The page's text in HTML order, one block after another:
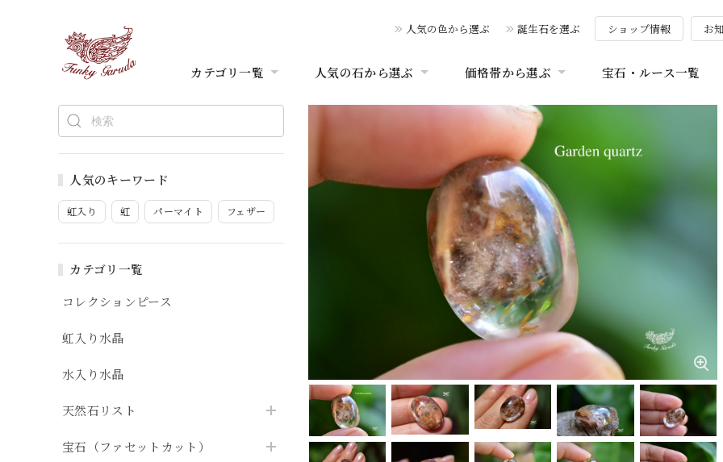
人気の色から選ぶ 誕生石を選ぶ ショップ情報 お
カテゴリ一覧 人気の石から選ぶ 価格帯から選ぶ 宝石・ルース一覧
人気のキーワード
虹入り 虹 パーマイト フェザー
カテゴリ一覧
コレクションピース
虹入り水晶
水入り水晶
天然石リスト
宝石（ファセットカット）